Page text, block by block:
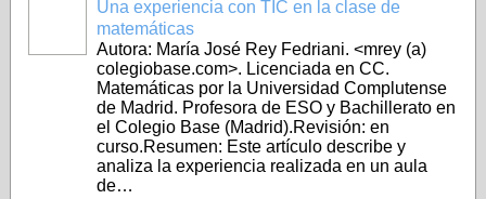
Una experiencia con TIC en la clase de
matemáticas
Autora: María José Rey Fedriani. <mrey (a)
colegiobase.com>. Licenciada en CC.
Matemáticas por la Universidad Complutense
de Madrid. Profesora de ESO y Bachillerato en
el Colegio Base (Madrid).Revisión: en
curso.Resumen: Este artículo describe y
analiza la experiencia realizada en un aula
de…